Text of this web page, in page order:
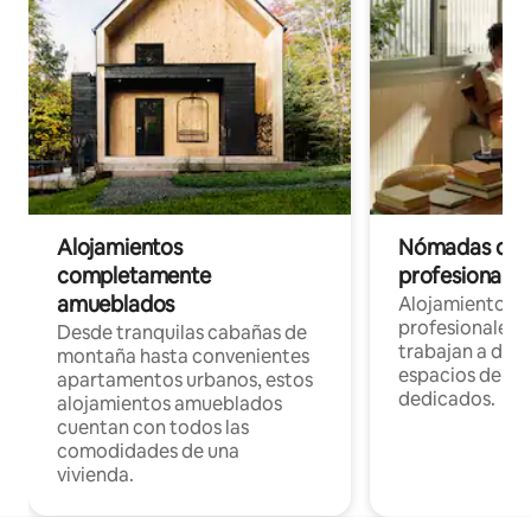
Alojamientos
completamente
amueblados
Desde tranquilas cabañas de
montaña hasta convenientes
apartamentos urbanos, estos
alojamientos amueblados
cuentan con todos las
comodidades de una
vivienda.
Nómadas
Alojamientos
profesionales
trabajan a
espacios de
dedicados.